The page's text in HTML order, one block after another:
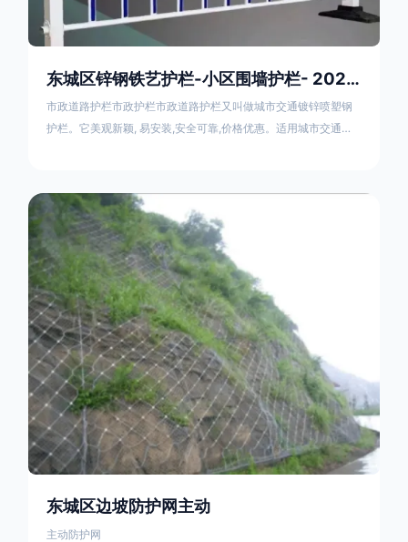
东城区锌钢铁艺护栏-小区围墙护栏- 2025年17631598285新报价
市政道路护栏市政护栏市政道路护栏又叫做城市交通镀锌喷塑钢
护栏。它美观新颖, 易安装,安全可靠,价格优惠。适用城市交通要
隔离栏，市政道路隔离护栏，人行道路护栏，机动与非机动隔离
护栏、道路中心隔离护栏、带广告牌道路隔离护栏、河道安全护
栏、草坪花坛护栏等市政道路隔离护栏规格齐全、品种多，可以
任
东城区边坡防护网主动
主动防护网